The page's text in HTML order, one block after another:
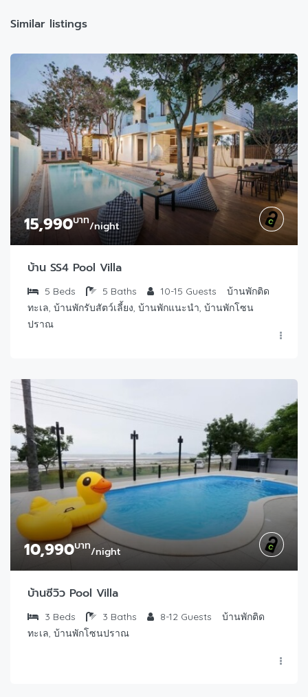
Similar listings
15,990บาท/night
บ้าน SS4 Pool Villa
5 Beds 5 Baths 10-15 Guests
บ้านพักติด
ทะเล, บ้านพักรับสัตว์เลี้ยง, บ้านพักแนะนำ, บ้านพักโซน
ปราณ
10,990บาท/night
บ้านซีวิว Pool Villa
3 Beds 3 Baths 8-12 Guests
บ้านพักติด
ทะเล, บ้านพักโซนปราณ